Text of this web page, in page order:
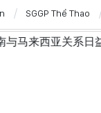
SGGP Thể Thao
关系日益活跃